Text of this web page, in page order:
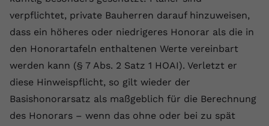
verpflichtet, private Bauherren darauf hinzuweisen,
dass ein höheres oder niedrigeres Honorar als die in
den Honorartafeln enthaltenen Werte vereinbart
werden kann (§ 7 Abs. 2 Satz 1 HOAI). Verletzt er
diese Hinweispflicht, so gilt wieder der
Basishonorarsatz als maßgeblich für die Berechnung
des Honorars – wenn das ohne oder bei zu spät
gesehen hat.
Name yt-remote-connected-devices
Laufzeit Session